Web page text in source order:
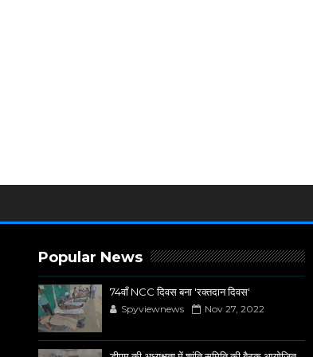
Popular News
74वाँ NCC दिवस बना 'रक्तदान दिवस'
Spyviewnews Nov 27, 2022